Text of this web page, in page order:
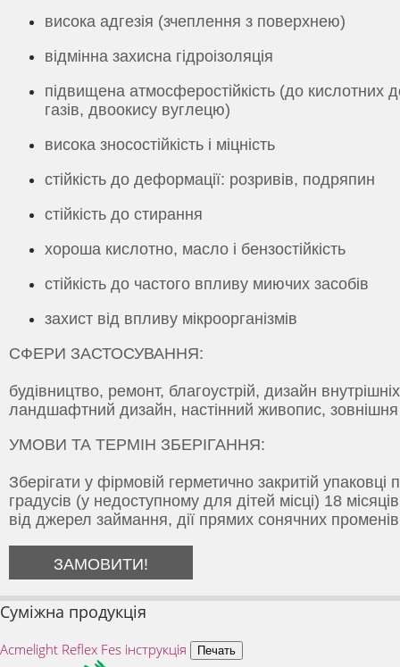
висока адгезія (зчеплення з поверхнею)
відмінна захисна гідроізоляція
підвищена атмосферостійкість (до
газів, двоокису вуглецю)
висока зносостійкість і міцність
стійкість до деформації: розривів, подряпин
стійкість до стирання
хороша кислотно, масло і бензостійкість
стійкість до частого впливу миючих засобів
захист від впливу мікроорганізмів
СФЕРИ ЗАСТОСУВАННЯ:
будівництво, ремонт, благоустрій, дизайн
ландшафтний дизайн, настінний живопис,
УМОВИ ТА ТЕРМІН ЗБЕРІГАННЯ:
Зберігати у фірмовій герметично закритій
градусів (у недоступному для дітей місці) 18
від джерел займання, дії прямих сонячних
ЗАМОВИТИ!
Суміжна продукція
Acmelight Reflex Fes інструкція